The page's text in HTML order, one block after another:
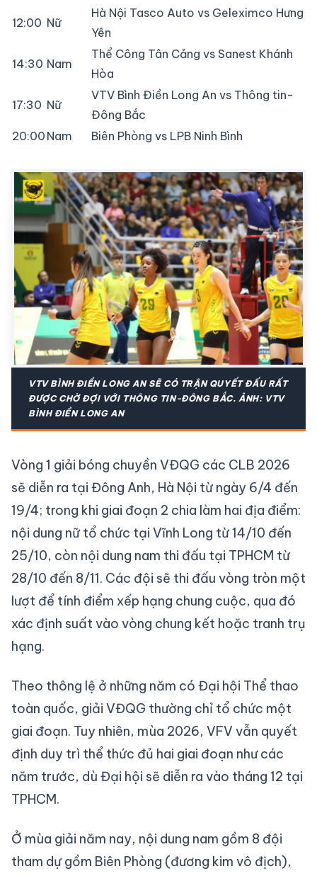
12:00 Nữ
Hà Nội Tasco Auto vs Geleximco Hưng
Yên
14:30 Nam
Thể Công Tân Cảng vs Sanest Khánh
Hòa
17:30 Nữ
VTV Bình Điền Long An vs Thông tin-
Đông Bắc
20:00 Nam Biên Phòng vs LPB Ninh Bình
VTV BÌNH ĐIỀN LONG AN SẼ CÓ TRẬN QUYẾT ĐẤU RẤT
ĐƯỢC CHỜ ĐỢI VỚI THÔNG TIN-ĐÔNG BẮC. ẢNH: VTV
BÌNH ĐIỀN LONG AN
Vòng 1 giải bóng chuyền VĐQG các CLB 2026
sẽ diễn ra tại Đông Anh, Hà Nội từ ngày 6/4 đến
19/4; trong khi giai đoạn 2 chia làm hai địa điểm:
nội dung nữ tổ chức tại Vĩnh Long từ 14/10 đến
25/10, còn nội dung nam thi đấu tại TPHCM từ
28/10 đến 8/11. Các đội sẽ thi đấu vòng tròn một
lượt để tính điểm xếp hạng chung cuộc, qua đó
xác định suất vào vòng chung kết hoặc tranh trụ
hạng.
Theo thông lệ ở những năm có Đại hội Thể thao
toàn quốc, giải VĐQG thường chỉ tổ chức một
giai đoạn. Tuy nhiên, mùa 2026, VFV vẫn quyết
định duy trì thể thức đủ hai giai đoạn như các
năm trước, dù Đại hội sẽ diễn ra vào tháng 12 tại
TPHCM.
Ở mùa giải năm nay, nội dung nam gồm 8 đội
tham dự gồm Biên Phòng (đương kim vô địch),